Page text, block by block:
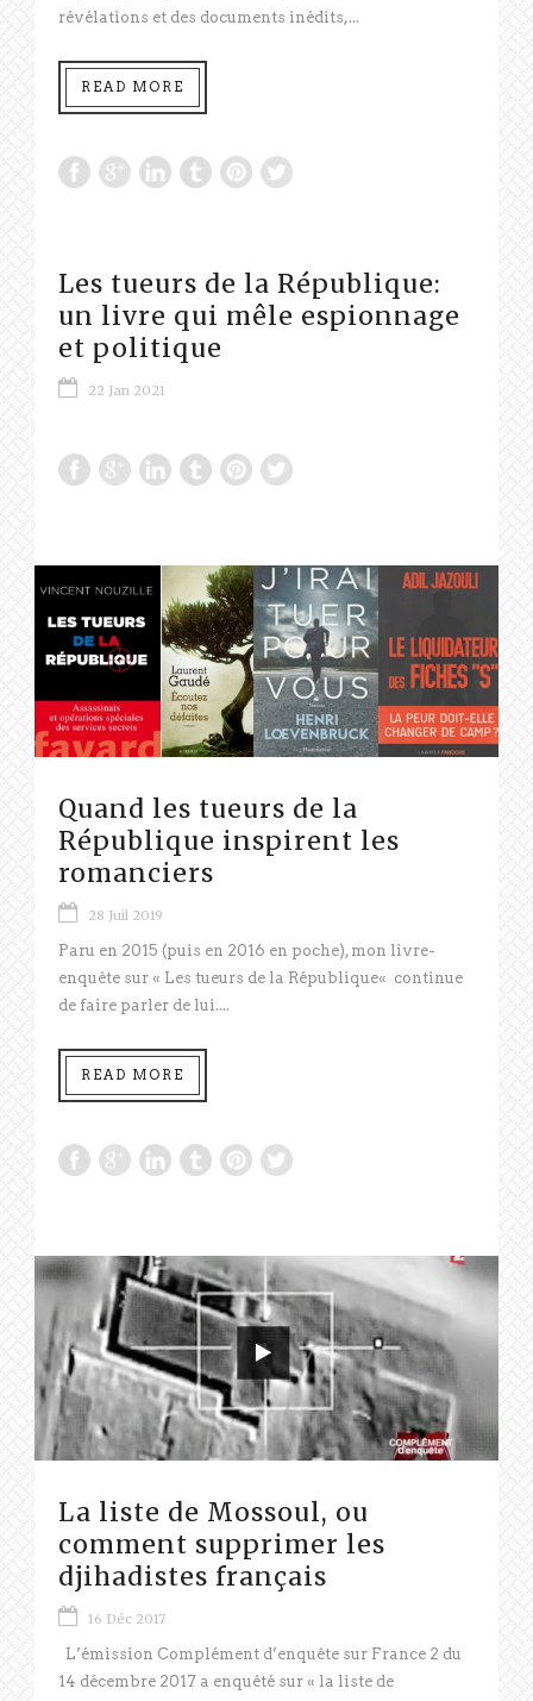
révélations et des documents inédits,...
READ MORE
Les tueurs de la République:
un livre qui mêle espionnage
et politique
22 Jan 2021
Quand les tueurs de la
République inspirent les
romanciers
28 Juil 2019
Paru en 2015 (puis en 2016 en poche), mon livre-
enquête sur « Les tueurs de la République« continue
de faire parler de lui....
READ MORE
La liste de Mossoul, ou
comment supprimer les
djihadistes français
16 Déc 2017
L’émission Complément d’enquête sur France 2 du
14 décembre 2017 a enquêté sur « la liste de